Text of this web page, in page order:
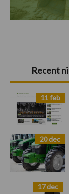
Primaire
Sidebar
Recent
11 feb
20 dec
17 dec